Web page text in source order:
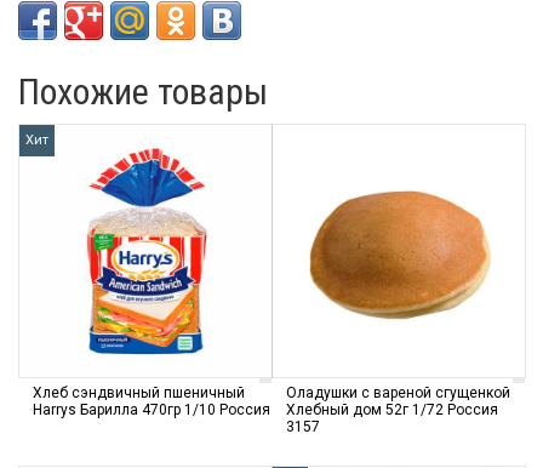
Похожие товары
Хит
Хлеб сэндвичный пшеничный
Harrys Барилла 470гр 1/10 Россия
Оладушки с вареной сгущенкой
Хлебный дом 52г 1/72 Россия
3157